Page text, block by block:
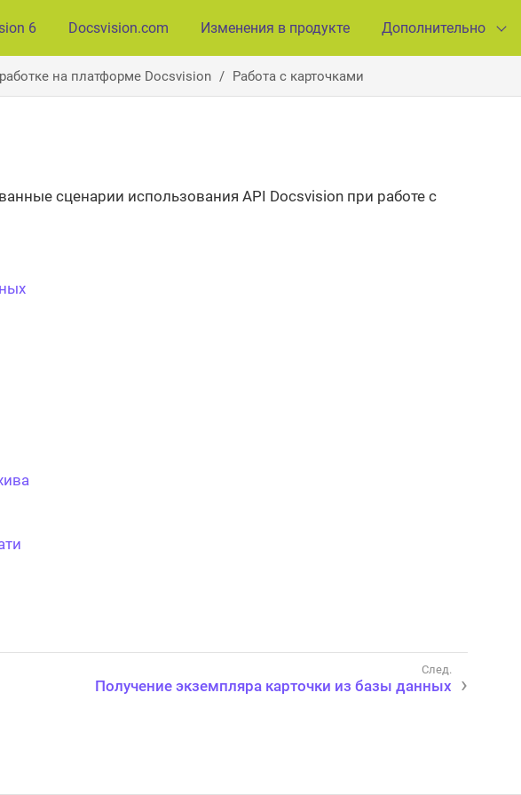
6 Docsvision.com Изменения в продукте Дополнительно
на платформе Docsvision Работа с карточками
сценарии использования API Docsvision при работе с
Получение экземпляра карточки из базы данных